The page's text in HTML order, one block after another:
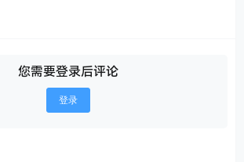
您需要登录后评论
登录